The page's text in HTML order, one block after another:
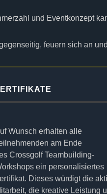
und Eventkonzept
feuern sich an
Wunsch erhalten alle
am Ende
Crossgolf Teambuilding-
ein personalisiertes
Dieses würdigt die
die kreative Leistung